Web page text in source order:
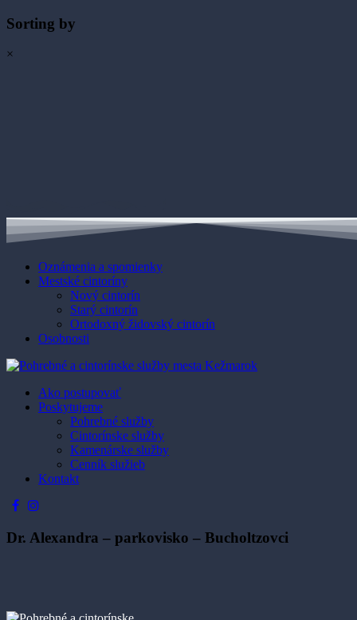
Sorting by
×
Oznámenia a spomienky
Mestské cintoríny
Nový cintorín
Starý cintorín
Ortodoxný židovský cintorín
Osobnosti
Ako postupovať
Poskytujeme
Pohrebné služby
Cintorínske služby
Kamenárske služby
Cenník služieb
Kontakt
Dr. Alexandra – parkovisko – Bucholtzovci